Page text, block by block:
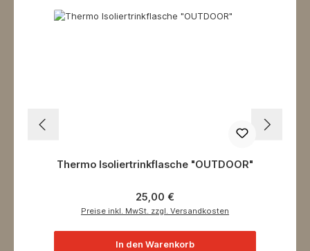
Thermo Isoliertrinkflasche "OUTDOOR"
Regulärer Preis:
25,00 €
Preise inkl. MwSt. zzgl. Versandkosten
In den Warenkorb